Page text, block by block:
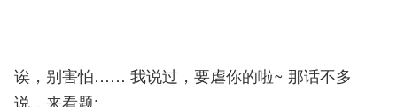
诶，别害怕…… 我说过，要虐你的啦~ 那话不多
说，来看题: